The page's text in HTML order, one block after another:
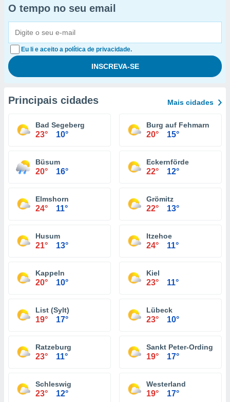
O tempo no seu email
Eu li e aceito a política de privacidade.
Principais cidades Mais cidades
Bad Segeberg
23° 10°
Burg auf Fehmarn
20° 15°
Büsum
20° 16°
Eckernförde
22° 12°
Elmshorn
24° 11°
Grömitz
22° 13°
Husum
21° 13°
Itzehoe
24° 11°
Kappeln
20° 10°
Kiel
23° 11°
List (Sylt)
19° 17°
Lübeck
23° 10°
Ratzeburg
23° 11°
Sankt Peter-Ording
19° 17°
Schleswig
23° 12°
Westerland
19° 17°